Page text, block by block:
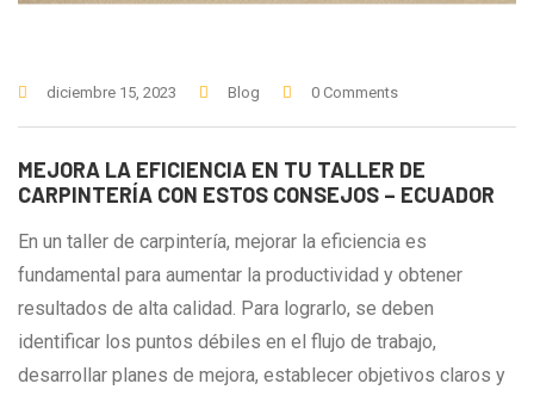
diciembre 15, 2023 Blog 0 Comments
MEJORA LA EFICIENCIA EN TU TALLER DE
CARPINTERÍA CON ESTOS CONSEJOS – ECUADOR
En un taller de carpintería, mejorar la eficiencia es
fundamental para aumentar la productividad y obtener
resultados de alta calidad. Para lograrlo, se deben
identificar los puntos débiles en el flujo de trabajo,
desarrollar planes de mejora, establecer objetivos claros y